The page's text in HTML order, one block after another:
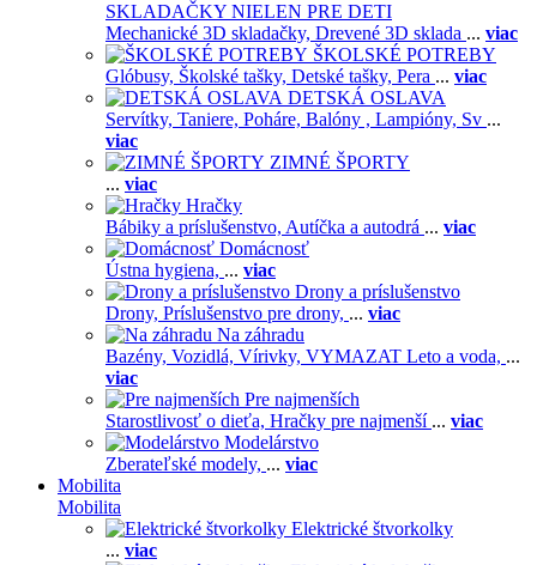
SKLADAČKY NIELEN PRE DETI
Mechanické 3D skladačky, Drevené 3D sklada ... viac
ŠKOLSKÉ POTREBY
Glóbusy, Školské tašky, Detské tašky, Pera ... viac
DETSKÁ OSLAVA
Servítky, Taniere, Poháre, Balóny , Lampióny, Sv ...
viac
ZIMNÉ ŠPORTY
... viac
Hračky
Bábiky a príslušenstvo, Autíčka a autodrá ... viac
Domácnosť
Ústna hygiena, ... viac
Drony a príslušenstvo
Drony, Príslušenstvo pre drony, ... viac
Na záhradu
Bazény, Vozidlá, Vírivky, VYMAZAT Leto a voda, ...
viac
Pre najmenších
Starostlivosť o dieťa, Hračky pre najmenší ... viac
Modelárstvo
Zberateľské modely, ... viac
Mobilita
Mobilita
Elektrické štvorkolky
... viac